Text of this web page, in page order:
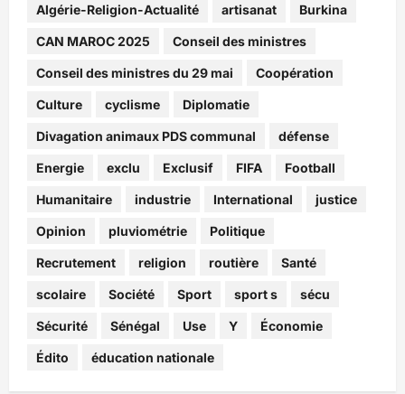
Algérie-Religion-Actualité artisanat Burkina
CAN MAROC 2025 Conseil des ministres
Conseil des ministres du 29 mai Coopération
Culture cyclisme Diplomatie
Divagation animaux PDS communal défense
Energie exclu Exclusif FIFA Football
Humanitaire industrie International justice
Opinion pluviométrie Politique
Recrutement religion routière Santé
scolaire Société Sport sport s sécu
Sécurité Sénégal Use Y Économie
Édito éducation nationale